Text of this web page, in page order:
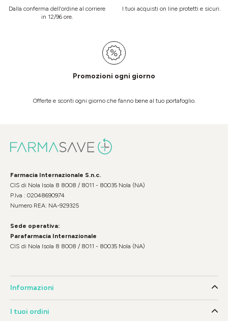
Dalla conferma dell’ordine al corriere
in 12/96 ore.
I tuoi acquisti on line protetti e sicuri.
Promozioni ogni giorno
Offerte e sconti ogni giorno che fanno bene al tuo portafoglio.
Farmacia Internazionale S.n.c.
CIS di Nola Isola 8 8008 / 8011 - 80035 Nola (NA)
P.Iva : 02048690974
Numero REA: NA-929325
Sede operativa:
Parafarmacia Internazionale
CIS di Nola Isola 8 8008 / 8011 - 80035 Nola (NA)
Informazioni
I tuoi ordini